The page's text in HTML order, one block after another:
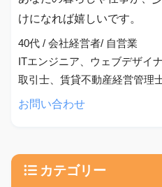
けになれば嬉しいです。
40代 / 会社経営者/ 自営業
ITエンジニア、ウェブデザイ
取引士、賃貸不動産経営管理
お問い合わせ
カテゴリー